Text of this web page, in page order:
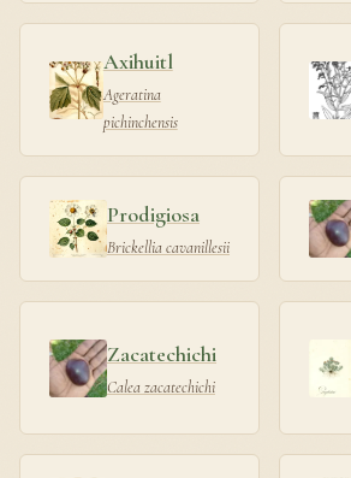
Axihuitl
Ageratina
pichinchensis
Prodigiosa
Brickellia cavanillesii
Zacatechichi
Calea zacatechichi